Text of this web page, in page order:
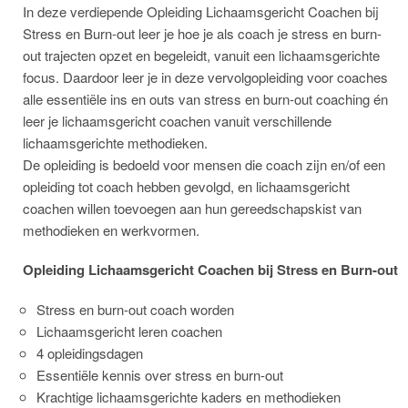
In deze verdiepende Opleiding Lichaamsgericht Coachen bij
Stress en Burn-out leer je hoe je als coach je stress en burn-
out trajecten opzet en begeleidt, vanuit een lichaamsgerichte
focus. Daardoor leer je in deze vervolgopleiding voor coaches
alle essentiële ins en outs van stress en burn-out coaching én
leer je lichaamsgericht coachen vanuit verschillende
lichaamsgerichte methodieken.
De opleiding is bedoeld voor mensen die coach zijn en/of een
opleiding tot coach hebben gevolgd, en lichaamsgericht
coachen willen toevoegen aan hun gereedschapskist van
methodieken en werkvormen.
Opleiding Lichaamsgericht Coachen bij Stress en Burn-out
Stress en burn-out coach worden
Lichaamsgericht leren coachen
4 opleidingsdagen
Essentiële kennis over stress en burn-out
Krachtige lichaamsgerichte kaders en methodieken